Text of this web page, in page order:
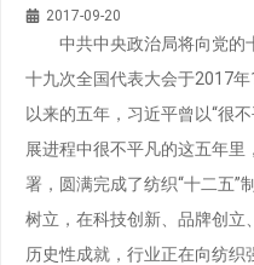
2017-09-20
中共中央政治局将向党的
十九次全国代表大会于2017
以来的五年，习近平曾以“很
展进程中很不平凡的这五年
署，圆满完成了纺织“十二五”
树立，在科技创新、品牌创立
历史性成就，行业正在向纺